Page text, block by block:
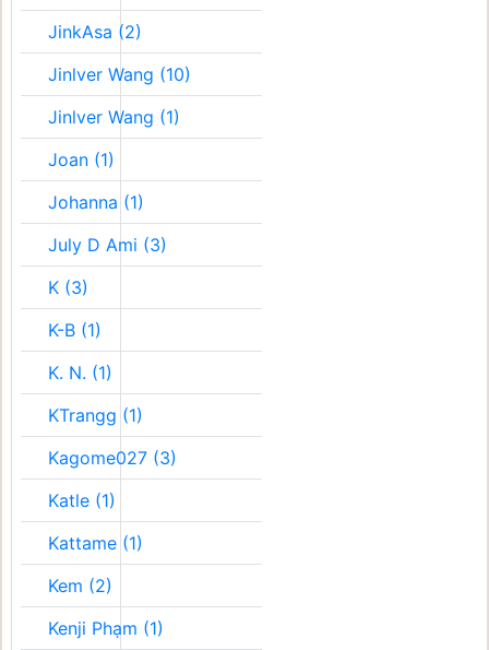
JinkAsa (2)
Jinlver Wang (10)
Jinlver Wang (1)
Joan (1)
Johanna (1)
July D Ami (3)
K (3)
K-B (1)
K. N. (1)
KTrangg (1)
Kagome027 (3)
Katle (1)
Kattame (1)
Kem (2)
Kenji Phạm (1)